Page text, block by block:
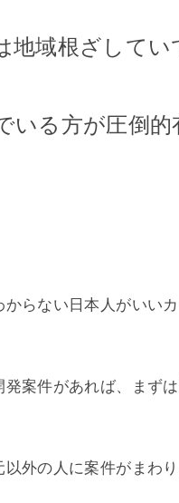
地域根ざしてい
いる方が圧倒
らない日本人がいい
案件があれば、まず
外の人に案件がまわり